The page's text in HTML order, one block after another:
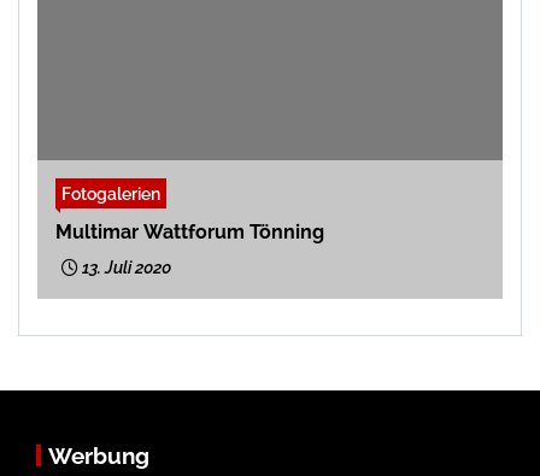
Fotogalerien
Multimar Wattforum Tönning
13. Juli 2020
Werbung